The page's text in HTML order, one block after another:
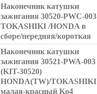
Наконечник катушки
зажигания 30520-PWC-003
TOKASHIKI /HONDA в
сборе/передняя/короткая
Наконечник катушки
зажигания 30521-PWA-003
(KIT-30520)
HONDA(TW)/TOKASHIKI
малая-красный Ko4